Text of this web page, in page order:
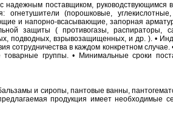
надежным поставщиком,
огнетушители (порошковые,
и напорно-всасывающие, запорная
защиты ( противогазы, распираторы,
подводных, взрывозащищенных, и др. ). •
в каждом конкретном случае.
группы. • Минимальные сроки
и сиропы, пантовые ванны,
продукция имеет необходимые